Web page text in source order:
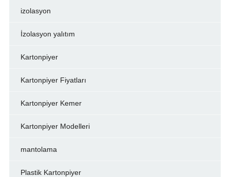
izolasyon
İzolasyon yalıtım
Kartonpiyer
Kartonpiyer Fiyatları
Kartonpiyer Kemer
Kartonpiyer Modelleri
mantolama
Plastik Kartonpiyer